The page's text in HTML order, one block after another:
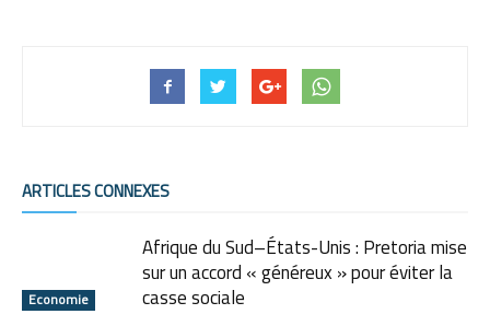
ARTICLES CONNEXES
Economie
Afrique du Sud–États-Unis : Pretoria mise
sur un accord « généreux » pour éviter la
casse sociale